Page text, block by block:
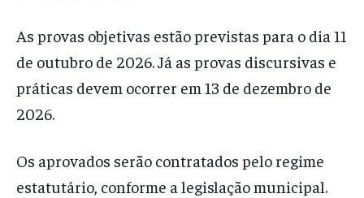
As provas objetivas estão previstas para o dia 11
de outubro de 2026. Já as provas discursivas e
práticas devem ocorrer em 13 de dezembro de
2026.
Os aprovados serão contratados pelo regime
estatutário, conforme a legislação municipal.